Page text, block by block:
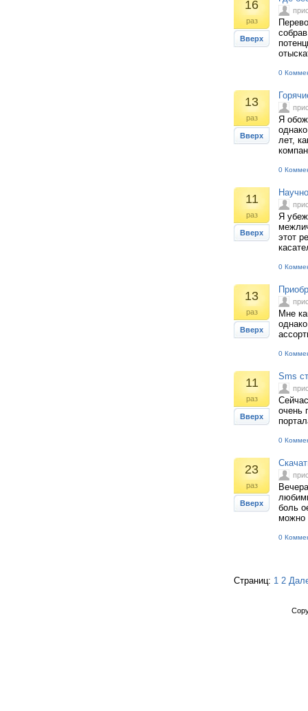
16
раз
Вверх
0
13
раз
Вверх
Я
лет,
0
11
раз
Вверх
Я
этот
0
13
раз
Вверх
Мне
0
11
раз
Вверх
Sms
очень
0
23
раз
Вверх
боль
можно
0
Страниц: 1 2